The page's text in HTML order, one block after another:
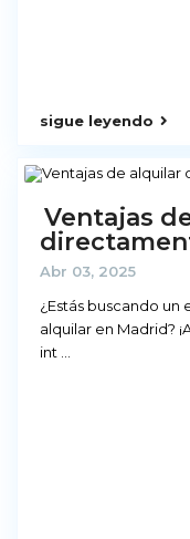
sigue leyendo
Ventajas
Abr 03, 2025
¿Estás buscando un
alquilar en Madrid?
int